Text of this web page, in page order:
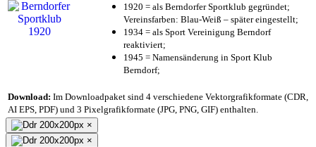
1920 = als Berndorfer Sportklub gegründet;
Vereinsfarben: Blau-Weiß – später eingestellt;
1934 = als Sport Vereinigung Berndorf
reaktiviert;
1945 = Namensänderung in Sport Klub
Berndorf;
Download: Im Downloadpaket sind 4 verschiedene Vektorgrafikformate (CDR,
AI EPS, PDF) und 3 Pixelgrafikformate (JPG, PNG, GIF) enthalten.
×
×